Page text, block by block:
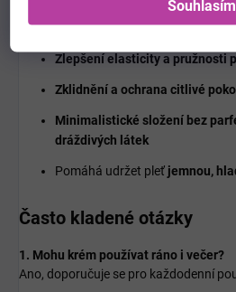
Souhlasím
Hluboká hydratace a výživa
Zlepšení elasticity a pružnosti
Zklidnění a ochrana citlivé
Minimalistické složení bez
dráždivých látek
Pomáhá udržet pleť jemnou,
Často kladené otázky
1. Mohu krém používat ráno i večer?
Ano, doporučuje se pro každodenní